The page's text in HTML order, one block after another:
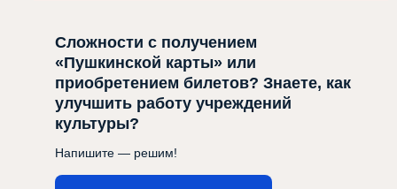
Сложности с получением
«Пушкинской карты» или
приобретением билетов? Знаете, как
улучшить работу учреждений
культуры?
Напишите — решим!